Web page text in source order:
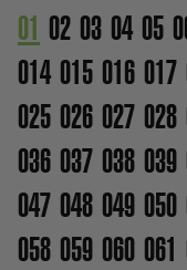
01 02 03 04 05
014 015 016 017
025 026 027 028
036 037 038 039
047 048 049 050
058 059 060 061